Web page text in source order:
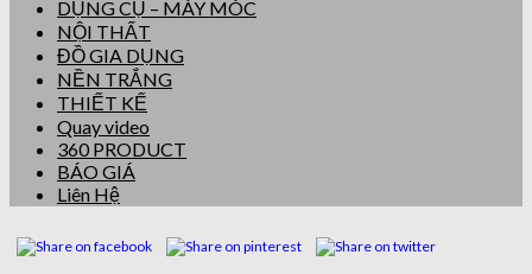
DỤNG CỤ – MÁY MÓC
NỘI THẤT
ĐỒ GIA DỤNG
NỀN TRẮNG
THIẾT KẾ
Quay video
360 PRODUCT
BÁO GIÁ
Liên Hệ